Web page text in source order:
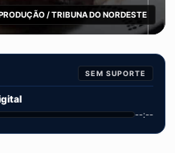
/ TRIBUNA DO NORDESTE
SEM SUPORTE
--:--